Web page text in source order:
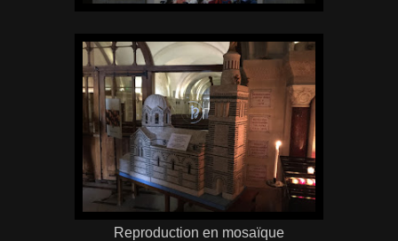
Reproduction en mosaïque